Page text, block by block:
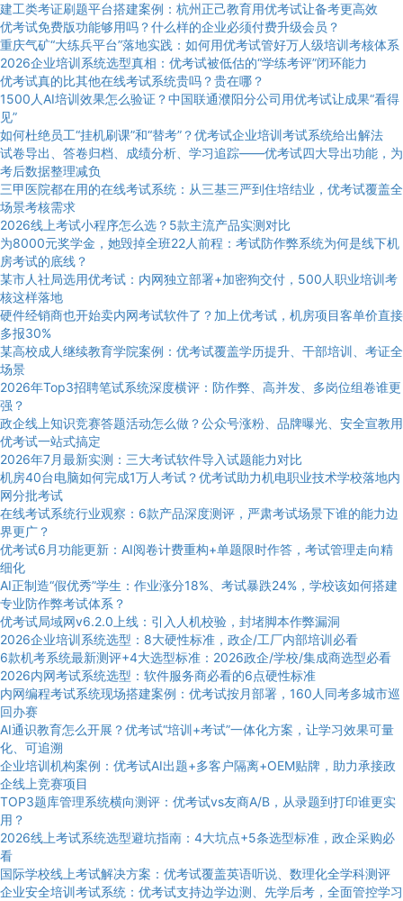
建工类考证刷题平台搭建案例：杭州正己教育用优考试让备考更高效
优考试免费版功能够用吗？什么样的企业必须付费升级会员？
重庆气矿“大练兵平台”落地实践：如何用优考试管好万人级培训考核体系
2026企业培训系统选型真相：优考试被低估的“学练考评”闭环能力
优考试真的比其他在线考试系统贵吗？贵在哪？
1500人AI培训效果怎么验证？中国联通濮阳分公司用优考试让成果“看得
见”
如何杜绝员工“挂机刷课”和“替考”？优考试企业培训考试系统给出解法
试卷导出、答卷归档、成绩分析、学习追踪——优考试四大导出功能，为
考后数据整理减负
三甲医院都在用的在线考试系统：从三基三严到住培结业，优考试覆盖全
场景考核需求
2026线上考试小程序怎么选？5款主流产品实测对比
为8000元奖学金，她毁掉全班22人前程：考试防作弊系统为何是线下机
房考试的底线？
某市人社局选用优考试：内网独立部署+加密狗交付，500人职业培训考
核这样落地
硬件经销商也开始卖内网考试软件了？加上优考试，机房项目客单价直接
多报30%
某高校成人继续教育学院案例：优考试覆盖学历提升、干部培训、考证全
场景
2026年Top3招聘笔试系统深度横评：防作弊、高并发、多岗位组卷谁更
强？
政企线上知识竞赛答题活动怎么做？公众号涨粉、品牌曝光、安全宣教用
优考试一站式搞定
2026年7月最新实测：三大考试软件导入试题能力对比
机房40台电脑如何完成1万人考试？优考试助力机电职业技术学校落地内
网分批考试
在线考试系统行业观察：6款产品深度测评，严肃考试场景下谁的能力边
界更广？
优考试6月功能更新：AI阅卷计费重构+单题限时作答，考试管理走向精
细化
AI正制造“假优秀”学生：作业涨分18%、考试暴跌24%，学校该如何搭建
专业防作弊考试体系？
优考试局域网v6.2.0上线：引入人机校验，封堵脚本作弊漏洞
2026企业培训系统选型：8大硬性标准，政企/工厂内部培训必看
6款机考系统最新测评+4大选型标准：2026政企/学校/集成商选型必看
2026内网考试系统选型：软件服务商必看的6点硬性标准
内网编程考试系统现场搭建案例：优考试按月部署，160人同考多城市巡
回办赛
AI通识教育怎么开展？优考试“培训+考试”一体化方案，让学习效果可量
化、可追溯
企业培训机构案例：优考试AI出题+多客户隔离+OEM贴牌，助力承接政
企线上竞赛项目
TOP3题库管理系统横向测评：优考试vs友商A/B，从录题到打印谁更实
用？
2026线上考试系统选型避坑指南：4大坑点+5条选型标准，政企采购必
看
国际学校线上考试解决方案：优考试覆盖英语听说、数理化全学科测评
企业安全培训考试系统：优考试支持边学边测、先学后考，全面管控学习